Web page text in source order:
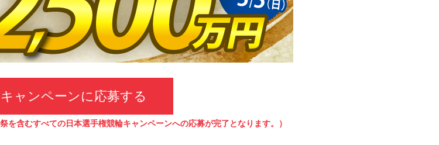
キャンペーンに応募する
を含むすべての日本選手権競輪キャンペーンへの応募が完了となります。）